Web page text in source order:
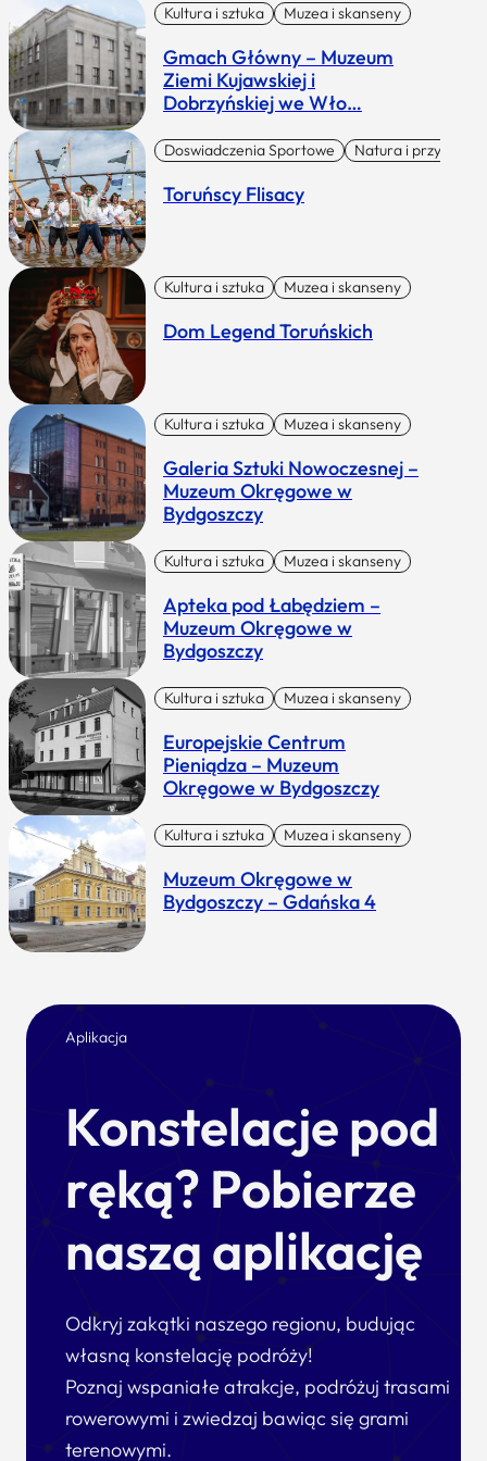
Kultura i sztuka Muzea i skanseny
Gmach Główny – Muzeum
Ziemi Kujawskiej i
Dobrzyńskiej we Wło…
Doswiadczenia Sportowe Natura i przygoda
Toruńscy Flisacy
Kultura i sztuka Muzea i skanseny
Dom Legend Toruńskich
Kultura i sztuka Muzea i skanseny
Galeria Sztuki Nowoczesnej –
Muzeum Okręgowe w
Bydgoszczy
Kultura i sztuka Muzea i skanseny
Apteka pod Łabędziem –
Muzeum Okręgowe w
Bydgoszczy
Kultura i sztuka Muzea i skanseny
Europejskie Centrum
Pieniądza – Muzeum
Okręgowe w Bydgoszczy
Kultura i sztuka Muzea i skanseny
Muzeum Okręgowe w
Bydgoszczy – Gdańska 4
Aplikacja
Konstelacje pod
ręką? Pobierze
naszą aplikację
Odkryj zakątki naszego regionu, budując
własną konstelację podróży!
Poznaj wspaniałe atrakcje, podróżuj trasami
rowerowymi i zwiedzaj bawiąc się grami
terenowymi.